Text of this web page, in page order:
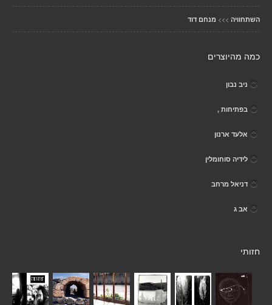
השתחוויה >>> מנחם דוד
כמה מהיוצרים
ניב נבון
בפתיחות ,
אלעד ארנון
לידיה סוחומלין
דניאל מרחב
אב ג
חזותי